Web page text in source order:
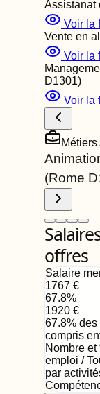
Assistanat
Voir la
Vente en
Voir la
D1301)
Voir la
(Rome
offres
Salaire
1767 €
67.8%
1920 €
67.8% des
compris
Nombre
emploi /
par